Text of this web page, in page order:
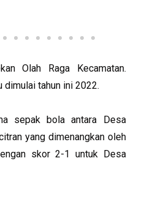
Olah Raga Kecamatan.
dimulai tahun ini 2022.
sepak bola antara Desa
yang dimenangkan oleh
skor 2-1 untuk Desa